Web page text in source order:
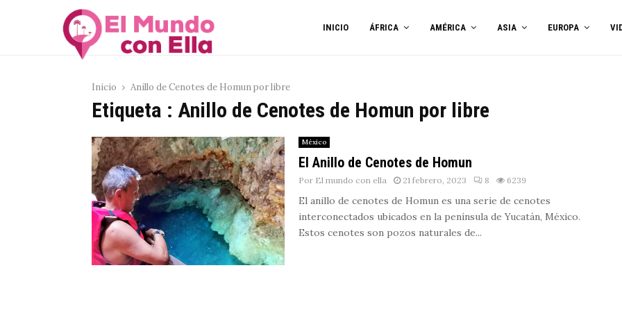
INICIO ÁFRICA AMÉRICA ASIA EUROPA
Inicio Anillo de Cenotes de Homun por libre
Etiqueta : Anillo de Cenotes de Homun por libre
México
El Anillo de Cenotes de Homun
Por El mundo con ella 21 febrero, 2023 8 6239
El anillo de cenotes de Homun es una serie de cenotes
interconectados ubicados en la península de Yucatán, México.
Estos cenotes son pozos naturales de...